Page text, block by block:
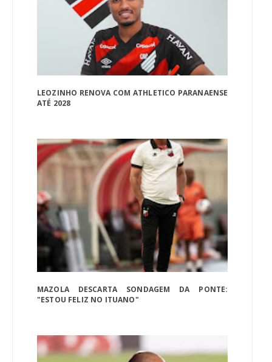
LEOZINHO RENOVA COM ATHLETICO PARANAENSE
ATÉ 2028
MAZOLA DESCARTA SONDAGEM DA PONTE:
"ESTOU FELIZ NO ITUANO"